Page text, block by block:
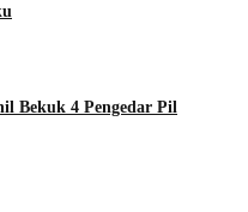
Bekuk 4 Pengedar Pil